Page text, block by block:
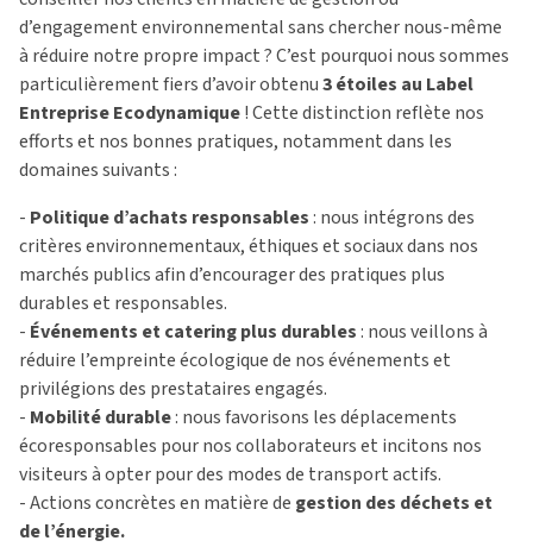
d’engagement environnemental sans chercher nous-même
à réduire notre propre impact ? C’est pourquoi nous sommes
particulièrement fiers d’avoir obtenu3 étoiles au Label
Entreprise Ecodynamique! Cette distinction reflète nos
efforts et nos bonnes pratiques, notamment dans les
domaines suivants :
- Politique d’achats responsables : nous intégrons des
critères environnementaux, éthiques et sociaux dans nos
marchés publics afin d’encourager des pratiques plus
durables et responsables.
- Événements et catering plus durables : nous veillons à
réduire l’empreinte écologique de nos événements et
privilégions des prestataires engagés.
- Mobilité durable: nous favorisons les déplacements
écoresponsables pour nos collaborateurs et incitons nos
visiteurs à opter pour des modes de transport actifs.
- Actions concrètes en matière de gestion des déchets et
de l’énergie.